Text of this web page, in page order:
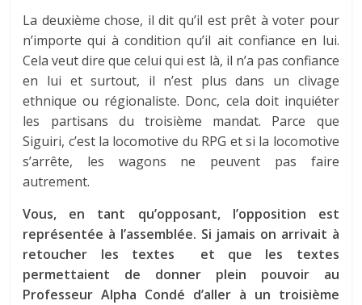
La deuxième chose, il dit qu’il est prêt à voter pour
n’importe qui à condition qu’il ait confiance en lui.
Cela veut dire que celui qui est là, il n’a pas confiance
en lui et surtout, il n’est plus dans un clivage
ethnique ou régionaliste. Donc, cela doit inquiéter
les partisans du troisième mandat. Parce que
Siguiri, c’est la locomotive du RPG et si la locomotive
s’arrête, les wagons ne peuvent pas faire
autrement.
Vous, en tant qu’opposant, l’opposition est
représentée à l’assemblée. Si jamais on arrivait à
retoucher les textes et que les textes
permettaient de donner plein pouvoir au
Professeur Alpha Condé d’aller à un troisième